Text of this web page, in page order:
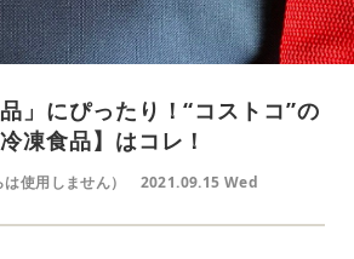
」にぴったり！“コストコ”の
凍食品】はコレ！
使用しません） 2021.09.15 Wed